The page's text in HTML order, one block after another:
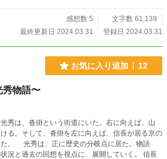
人が桔梗丸の船員に入ったが、九鬼船頭は遠い遥
長岡に会ったような気がしてならなかった。もし
大和の哀しくも壮絶な最後を看取るようになって
～1945年8月～日本国の降伏後にも関わらずソビ
非道極まりなく、満洲、朝鮮、北海道へ攻め込ん
行ったが、小笠原丸及び第二号新興丸は既にソ連
見事に撃沈した。 この行為が米国及びソ連国から
日本の民間船3隻を沈没させ民間人1.708名を殺戮
棚に上げて）日本国が非難され国際問題となろう
。桔梗丸は日本国から投降するように強硬な厳命
感想数 5
文字数 61,139
最終更新日 2024.03.31
登録日 2024.03.31
お気に入り追加 12
秀物語〜
秀は、沓掛という街道にいた。右に向えば、山
る。そして、沓掛を左に向えば、信長が居る京の
。 光秀は、正に歴史の分岐点に居た。物語
と過去の回想を視点に、展開していく。 信長